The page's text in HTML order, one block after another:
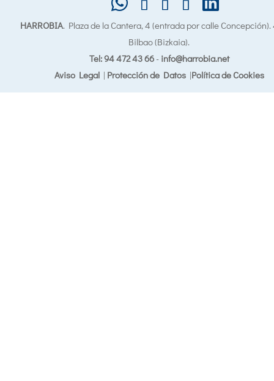
HARROBIA. Plaza de la Cantera, 4 (entrada por calle
Bilbao (Bizkaia).
Tel: 94 472 43 66- info@harrobia.net
Aviso Legal| Protección de Datos|Política de Cookies